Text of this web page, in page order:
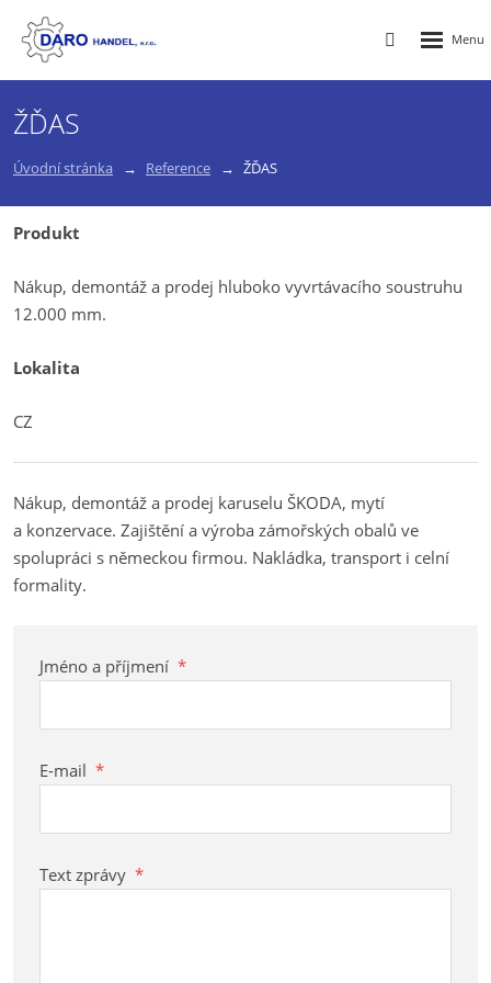
Vyhledávání
ŽĎAS
Úvodní stránka Reference ŽĎAS
Produkt
Nákup, demontáž a prodej hluboko vyvrtávacího soustruhu
12.000 mm.
Lokalita
CZ
Nákup, demontáž a prodej karuselu ŠKODA, mytí
a konzervace. Zajištění a výroba zámořských obalů ve
spolupráci s německou firmou. Nakládka, transport i celní
formality.
Jméno a příjmení *
E-mail *
Text zprávy *